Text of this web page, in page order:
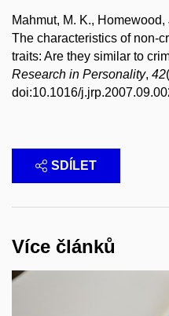
Mahmut, M. K.,
The characteristics of non-
traits: Are they similar to
Research in Personality, 42
doi:10.1016/
SDÍLET
Více článků